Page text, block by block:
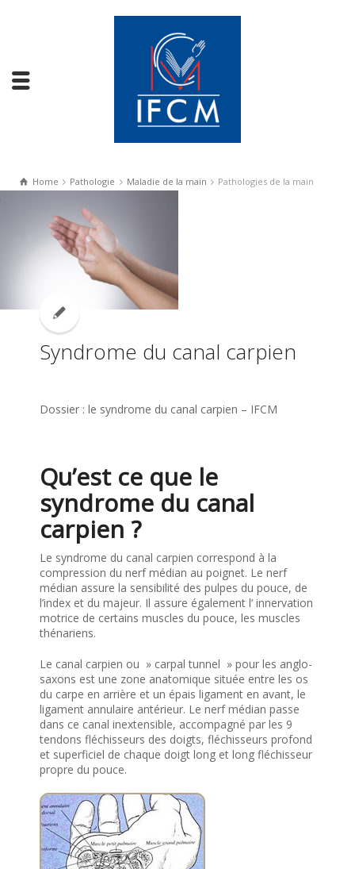
Home Pathologie Maladie de la main Pathologies de la main
Syndrome du canal carpien
Dossier : le syndrome du canal carpien – IFCM
Qu’est ce que le
syndrome du canal
carpien ?
Le syndrome du canal carpien correspond à la
compression du nerf médian au poignet. Le nerf
médian assure la sensibilité des pulpes du pouce, de
l’index et du majeur. Il assure également l’ innervation
motrice de certains muscles du pouce, les muscles
thénariens.
Le canal carpien ou » carpal tunnel » pour les anglo-
saxons est une zone anatomique située entre les os
du carpe en arrière et un épais ligament en avant, le
ligament annulaire antérieur. Le nerf médian passe
dans ce canal inextensible, accompagné par les 9
tendons fléchisseurs des doigts, fléchisseurs profond
et superficiel de chaque doigt long et long fléchisseur
propre du pouce.